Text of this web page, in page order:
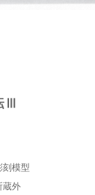
Ⅲ
刻模型
蔵外